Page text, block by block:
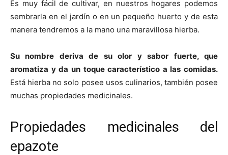
Es muy fácil de cultivar, en nuestros hogares podemos
sembrarla en el jardín o en un pequeño huerto y de esta
manera tendremos a la mano una maravillosa hierba.
Su nombre deriva de su olor y sabor fuerte, que
aromatiza y da un toque característico a las comidas.
Está hierba no solo posee usos culinarios, también posee
muchas propiedades medicinales.
Propiedades medicinales del
epazote